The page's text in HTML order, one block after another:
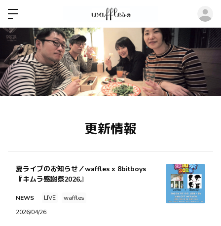
更新情報
夏ライブのお知らせ／waffles x 8bitboys
『キムラ感謝祭2026』
NEWS LIVE
waffles
2026/04/26